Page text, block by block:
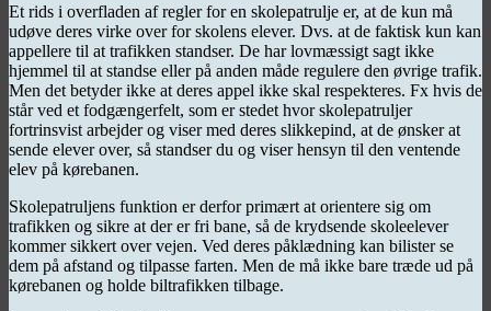
Et rids i overfladen af regler for en skolepatrulje er, at de kun må
udøve deres virke over for skolens elever. Dvs. at de faktisk kun kan
appellere til at trafikken standser. De har lovmæssigt sagt ikke
hjemmel til at standse eller på anden måde regulere den øvrige trafik.
Men det betyder ikke at deres appel ikke skal respekteres. Fx hvis de
står ved et fodgængerfelt, som er stedet hvor skolepatruljer
fortrinsvist arbejder og viser med deres slikkepind, at de ønsker at
sende elever over, så standser du og viser hensyn til den ventende
elev på kørebanen.
Skolepatruljens funktion er derfor primært at orientere sig om
trafikken og sikre at der er fri bane, så de krydsende skoleelever
kommer sikkert over vejen. Ved deres påklædning kan bilister se
dem på afstand og tilpasse farten. Men de må ikke bare træde ud på
kørebanen og holde biltrafikken tilbage.